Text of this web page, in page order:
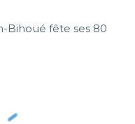
Bihoué fête ses 80